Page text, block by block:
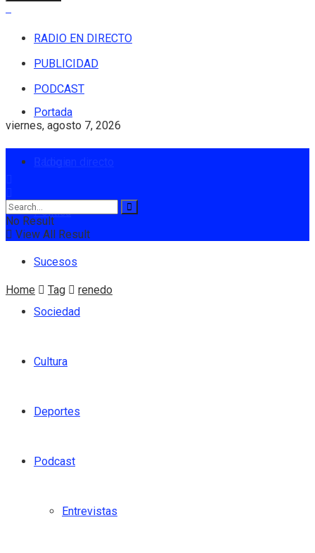
RADIO EN DIRECTO
PUBLICIDAD
PODCAST
viernes, agosto 7, 2026
Portada
Política
Sucesos
Sociedad
Cultura
Deportes
Podcast
Entrevistas
No Result
View All Result
Home Tag renedo